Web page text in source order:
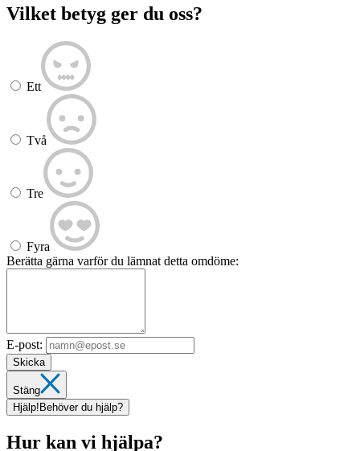
Vilket betyg ger du oss?
Ett
Två
Tre
Fyra
Berätta gärna varför du lämnat detta omdöme:
E-post:
Skicka
Stäng
Hjälp!Behöver du hjälp?
Hur kan vi hjälpa?